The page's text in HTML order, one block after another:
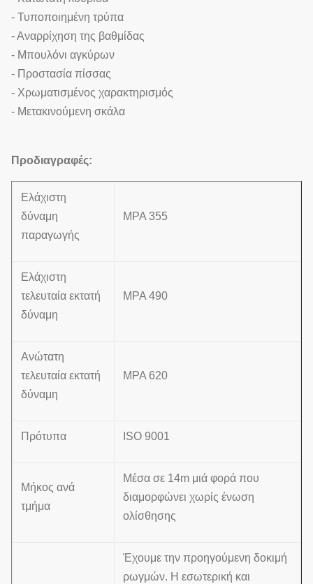
- Τυποποιημένη τρύπα
- Αναρρίχηση της βαθμίδας
- Μπουλόνι αγκύρων
- Προστασία πίσσας
- Χρωματισμένος χαρακτηρισμός
- Μετακινούμενη σκάλα
Προδιαγραφές:
Ελάχιστη
δύναμη
παραγωγής
MPA 355
Ελάχιστη
τελευταία εκτατή
δύναμη
MPA 490
Ανώτατη
τελευταία εκτατή
δύναμη
MPA 620
Πρότυπα ISO 9001
Μήκος ανά
τμήμα
Μέσα σε 14m μιά φορά που
διαμορφώνει χωρίς ένωση
ολίσθησης
Έχουμε την προηγούμενη δοκιμή
ρωγμών. Η εσωτερική και